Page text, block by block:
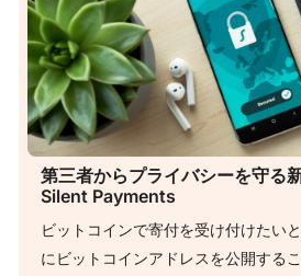
第三者からプライバシーを守る
Silent Payments
ビットコインで寄付を受け付けたい
にビットコインアドレスを公開する